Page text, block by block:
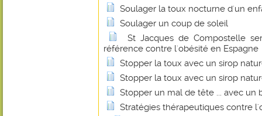
Soulager la toux nocturne d'un
Soulager un coup de soleil
St Jacques de Compostelle
référence contre l'obésité en Espagne
Stopper la toux avec un sirop
Stopper la toux avec un sirop
Stopper un mal de tête ... avec un
Stratégies thérapeutiques contre